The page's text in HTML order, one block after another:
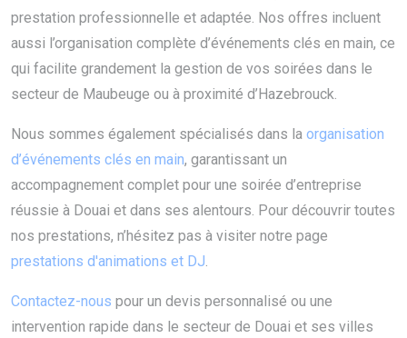
prestation professionnelle et adaptée. Nos offres incluent
aussi l’organisation complète d’événements clés en main, ce
qui facilite grandement la gestion de vos soirées dans le
secteur de Maubeuge ou à proximité d’Hazebrouck.
Nous sommes également spécialisés dans la organisation
d’événements clés en main, garantissant un
accompagnement complet pour une soirée d’entreprise
réussie à Douai et dans ses alentours. Pour découvrir toutes
nos prestations, n’hésitez pas à visiter notre page
prestations d'animations et DJ.
Contactez-nous pour un devis personnalisé ou une
intervention rapide dans le secteur de Douai et ses villes